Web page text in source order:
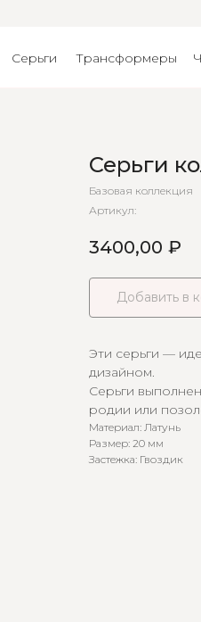
Серьги Трансформеры
Серьги
Базовая коллекция
Артикул:
3400,00 ₽
Добавить в
Эти серьги —
дизайном.
Серьги
родии или
Материал: Латунь
Размер: 20 мм
Застежка: Гвоздик